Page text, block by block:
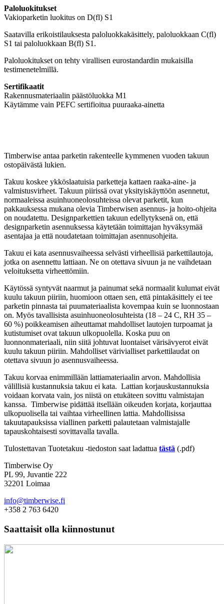
Paloluokitukset
Vakioparketin luokitus on D(fl) S1
Saatavilla erikoistilauksesta paloluokkakäsittely, paloluokkaan C(fl)
S1 tai paloluokkaan B(fl) S1.
Paloluokitukset on tehty virallisen eurostandardin mukaisilla
testimenetelmillä.
Sertifikaatit
Rakennusmateriaalin päästöluokka M1
Käytämme vain PEFC sertifioitua puuraaka-ainetta
Timberwise antaa parketin rakenteelle kymmenen vuoden takuun
ostopäivästä lukien.
Takuu koskee ykköslaatuisia parketteja kattaen raaka-aine- ja
valmistusvirheet. Takuun piirissä ovat yksityiskäyttöön asennetut,
normaaleissa asuinhuoneolosuhteissa olevat parketit, kun
pakkauksessa mukana olevia Timberwisen asennus- ja hoito-ohjeita
on noudatettu. Designparkettien takuun edellytyksenä on, että
designparketin asennuksessa käytetään toimittajan hyväksymää
asentajaa ja että noudatetaan toimittajan asennusohjeita.
Takuu ei kata asennusvaiheessa selvästi virheellisiä parkettilautoja,
jotka on asennettu lattiaan. Ne on otettava sivuun ja ne vaihdetaan
veloituksetta virheettömiin.
Käytössä syntyvät naarmut ja painumat sekä normaalit kulumat eivät
kuulu takuun piiriin, huomioon ottaen sen, että pintakäsittely ei tee
parketin pinnasta tai puumateriaalista kovempaa kuin se luonnostaan
on. Myös tavallisista asuinhuoneolosuhteista (18 – 24 C, RH 35 –
60 %) poikkeamisen aiheuttamat mahdolliset lautojen turpoamat ja
kutistumiset ovat takuun ulkopuolella. Koska puu on
luonnonmateriaali, niin siitä johtuvat luontaiset värisävyerot eivät
kuulu takuun piiriin. Mahdolliset värivialliset parkettilaudat on
otettava sivuun jo asennusvaiheessa.
Takuu korvaa enimmillään lattiamateriaalin arvon. Mahdollisia
välillisiä kustannuksia takuu ei kata. Lattian korjauskustannuksia
voidaan korvata vain, jos niistä on etukäteen sovittu valmistajan
kanssa. Timberwise pidättää itsellään oikeuden korjata, korjauttaa
ulkopuolisella tai vaihtaa virheellinen lattia. Mahdollisissa
takuutapauksissa viallinen parketti palautetaan valmistajalle
tapauskohtaisesti sovittavalla tavalla.
Tulostettavan Tuotetakuu -tiedoston saat ladattua tästä (.pdf)
Timberwise Oy
PL 99, Juvantie 222
32201 Loimaa
info@timberwise.fi
+358 2 763 6420
Saattaisit olla kiinnostunut